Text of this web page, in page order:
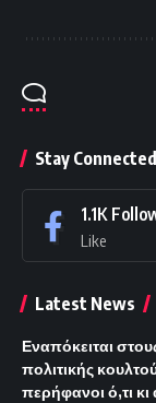
Stay Connected
1.1K
Like
Latest News
Εναπόκειται
πολιτικής
περήφανοι ό,τι κι